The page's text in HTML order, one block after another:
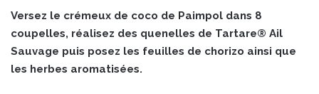
Versez le crémeux de coco de Paimpol dans 8
coupelles, réalisez des quenelles de Tartare® Ail
Sauvage puis posez les feuilles de chorizo ainsi que
les herbes aromatisées.